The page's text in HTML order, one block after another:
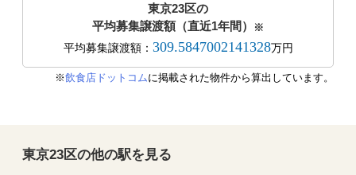
東京23区の
平均募集譲渡額（直近1年間）
※
平均募集譲渡額： 309.5847002141328万円
※飲食店ドットコムに掲載された物件から算出しています。
東京23区の他の駅を見る